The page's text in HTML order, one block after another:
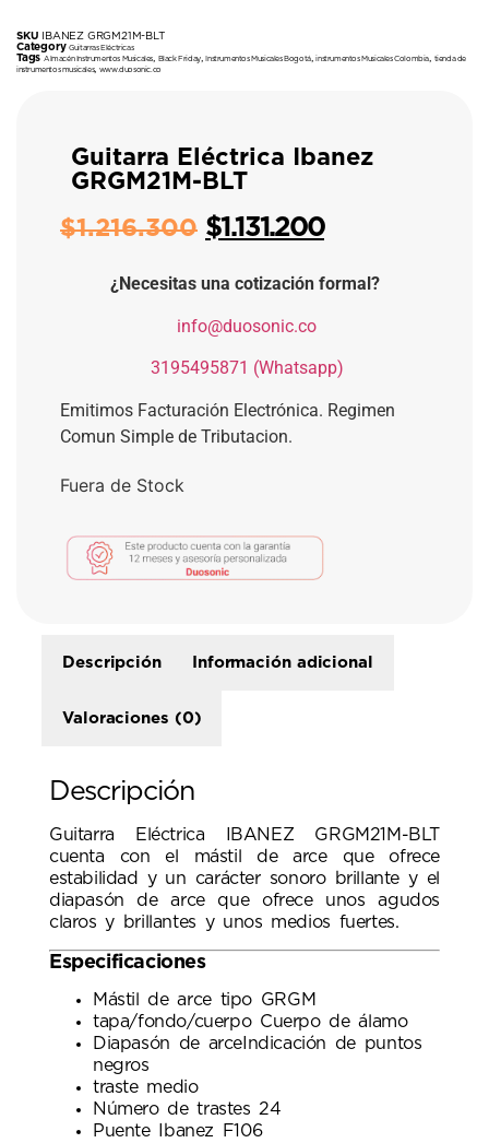
SKU
IBANEZ GRGM21M-BLT
Category Guitarras Eléctricas
Tags Almacén Instrumentos Musicales, Black Friday, Instrumentos Musicales Bogotá,instrumentos Musicales Colombia, tienda de
instrumentos musicales, www.duosonic.co
Guitarra Eléctrica Ibanez
GRGM21M-BLT
$1.216.300 $1.131.200
¿Necesitas una cotización formal?
info@duosonic.co
3195495871 (Whatsapp)
Emitimos Facturación Electrónica. Regimen
Comun Simple de Tributacion.
Fuera de Stock
Descripción Información adicional
Valoraciones (0)
Descripción
Guitarra Eléctrica IBANEZ GRGM21M-BLT
cuenta con el mástil de arce que ofrece
estabilidad y un carácter sonoro brillante y el
diapasón de arce que ofrece unos agudos
claros y brillantes y unos medios fuertes.
Especificaciones
Mástil de arce tipo GRGM
tapa/fondo/cuerpo Cuerpo de álamo
Diapasón de arceIndicación de puntos
negros
traste medio
Número de trastes 24
Puente Ibanez F106